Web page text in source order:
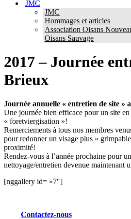
JMC
JMC
Hommages et articles
Association Oisans
Oisans Sauvage
2017 – Journée
Brieux
Journée annuelle « entretien de site »
Une journée bien efficace pour un site
« foretviergisation »!
Remerciements à tous nos membres
pour redonner un visage plus «
proximité!
Rendez-vous à l’année prochaine pour
nettoyage/entretien devenue maintenant
[nggallery id= »7″]
Contactez-nous